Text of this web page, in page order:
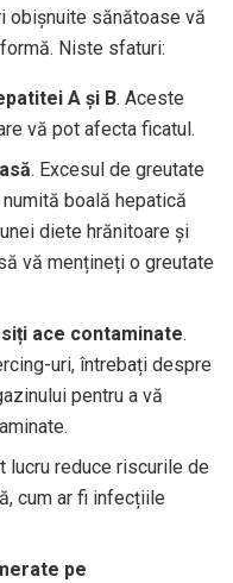
obișnuite sănătoase vă
Niste sfaturi:
A și B. Aceste
vă pot afecta ficatul.
. Excesul de greutate
boală hepatică
diete hrănitoare și
vă mențineți o greutate
ace contaminate.
uri, întrebați despre
pentru a vă
lucru reduce riscurile de
cum ar fi infecțiile
pe